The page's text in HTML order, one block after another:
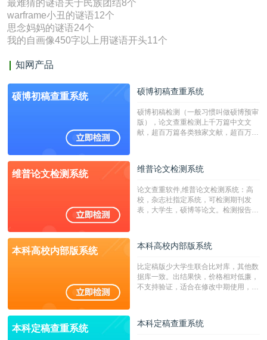
最难猜的谜语关于民族团结8个
warframe小丑的谜语12个
思念妈妈的谜语24个
我的自画像450字以上用谜语开头11个
知网产品
硕博初稿查重系统 硕博初稿查重系统
硕博初稿检测（一般习惯叫做硕博预审
版），论文查重检测上千万篇中文文
献，超百万篇各类独家文献，超百万港
校用来检测硕博论文的系统，检测范围
广，数据来源真实，检测算法合理!本
字符数30万）
维普论文检测系统 维普论文检测系统
论文查重软件,维普论文检测系统：高
校，杂志社指定系统，可检测期刊发
表，大学生，硕博等论文。检测报告支
本科高校内部版系统 本科高校内部版系统
比定稿版少大学生联合比对库，其他数
据库一致。出结果快，价格相对低廉，
不支持验证，适合在修改中期使用，定
本科定稿查重系统 本科定稿查重系统